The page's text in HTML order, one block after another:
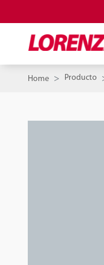
Home Producto